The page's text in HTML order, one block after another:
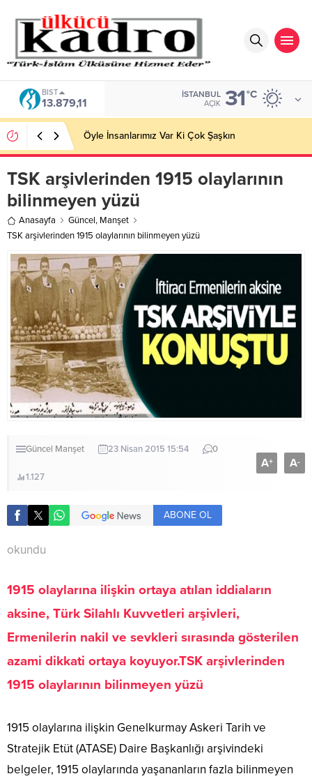
BIST
13.879,11
İSTANBUL
AÇIK 31°C
Öyle İnsanlarımız Var Ki Çok Şaşkın
TSK arşivlerinden 1915 olaylarının
bilinmeyen yüzü
Anasayfa Güncel, Manşet
TSK arşivlerinden 1915 olaylarının bilinmeyen yüzü
Güncel Manşet 23 Nisan 2015 15:54 0
1.127
A+ A-
ABONE OL
okundu
1915 olaylarına ilişkin ortaya atılan iddiaların
aksine, Türk Silahlı Kuvvetleri arşivleri,
Ermenilerin nakil ve sevkleri sırasında gösterilen
azami dikkati ortaya koyuyor.TSK arşivlerinden
1915 olaylarının bilinmeyen yüzü
1915 olaylarına ilişkin Genelkurmay Askeri Tarih ve
Stratejik Etüt (ATASE) Daire Başkanlığı arşivindeki
belgeler, 1915 olaylarında yaşananların fazla bilinmeyen